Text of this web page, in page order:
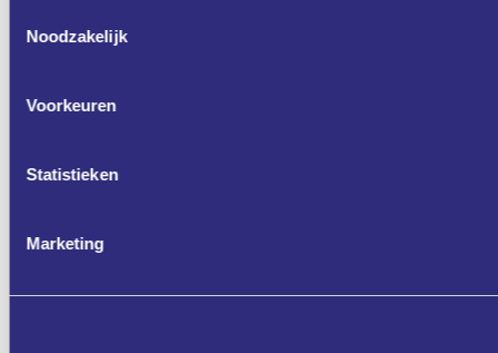
Noodzakelijk
Voorkeuren
Statistieken
Marketing